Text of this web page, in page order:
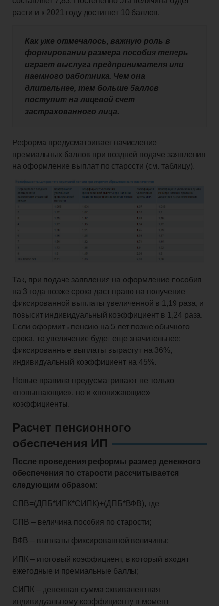
расти и к 2021 году достигнет 10 баллов.
Как уже отмечалось, важную роль в
формировании размера пособия теперь
играет выслуга предпринимателя или
наемного работника. Чем она
длительнее, тем больше баллов
поступит на лицевой счет
застрахованного лица.
Реформа предусматривает начисление
премиальных баллов при поздней подаче заявления
на оформление выплат по старости (см. таблицу).
Так, при подаче заявления на оформление пособия
на 3 года позже срока даст право на получение
фиксированной выплаты увеличенной в 1,19 раза, и
повысит индивидуальный коэффициент в 1,24 раза.
Если оформить пенсию на 5 лет позже обычного
срока, то увеличение будет еще значительнее:
фиксированные выплаты вырастут на 36%,
индивидуальный коэффициент на 45%.
Новые правила предусматривают не только
«повышающие», но и «понижающие»
коэффициенты.
Расчет пенсионного
обеспечения ИП
После проведения реформы размер денежного
обеспечения по старости рассчитывается
следующим образом:
СПВ=(ДПБ*ИПК*СИПК)+(ДПБ*ВФВ), где
СПВ – величина пособия по старости;
ВФВ – выплаты фиксированной величины;
ИПК – итоговый коэффициент, в который входят
ежегодные и премиальные баллы;
СИПК – денежная сумма эквивалентная
индивидуальному коэффициенту в момент